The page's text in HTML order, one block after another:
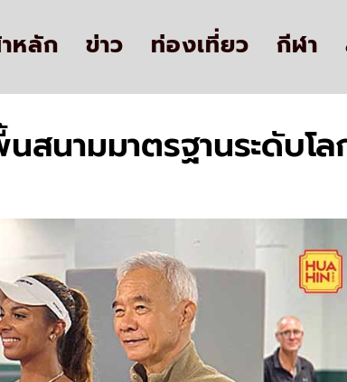
หลัก ข่าว ท่องเที่ยว กีฬา
สนามมาตรฐานระดับโ